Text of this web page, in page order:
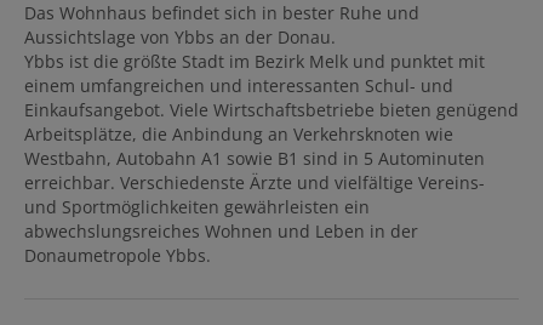
Das Wohnhaus befindet sich in bester Ruhe und
Aussichtslage von Ybbs an der Donau.
Ybbs ist die größte Stadt im Bezirk Melk und punktet mit
einem umfangreichen und interessanten Schul- und
Einkaufsangebot. Viele Wirtschaftsbetriebe bieten genügend
Arbeitsplätze, die Anbindung an Verkehrsknoten wie
Westbahn, Autobahn A1 sowie B1 sind in 5 Autominuten
erreichbar. Verschiedenste Ärzte und vielfältige Vereins-
und Sportmöglichkeiten gewährleisten ein
abwechslungsreiches Wohnen und Leben in der
Donaumetropole Ybbs.